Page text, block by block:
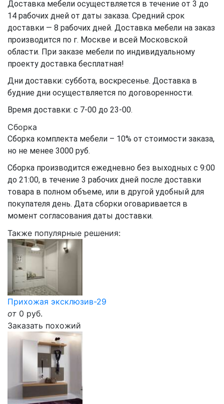
Доставка мебели осуществляется в течение от 3 до
14 рабочих дней от даты заказа. Средний срок
доставки — 8 рабочих дней. Доставка мебели на заказ
производится по г. Москве и всей Московской
области. При заказе мебели по индивидуальному
проекту доставка бесплатная!
Дни доставки: суббота, воскресенье. Доставка в
будние дни осуществляется по договоренности.
Время доставки: с 7-00 до 23-00.
Сборка
Сборка комплекта мебели – 10% от стоимости заказа,
но не менее 3000 руб.
Сборка производится ежедневно без выходных с 9:00
до 21:00, в течение 3 рабочих дней после доставки
товара в полном объеме, или в другой удобный для
покупателя день. Дата сборки оговаривается в
момент согласования даты доставки.
Также популярные решения:
Прихожая эксклюзив-29
от 0 руб.
Заказать похожий